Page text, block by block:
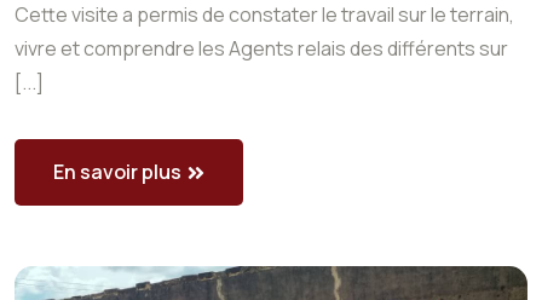
Cette visite a permis de constater le travail sur le terrain,
vivre et comprendre les Agents relais des différents sur
[...]
En savoir plus